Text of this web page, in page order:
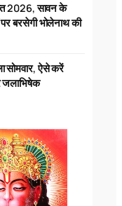
2026, सावन के
पर बरसेगी भोलेनाथ की
सोमवार, ऐसे करें
जलाभिषेक